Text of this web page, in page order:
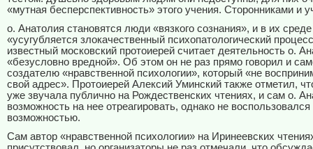
«мутная бесперспективность» этого учения. Сторонниками и
о. Анатолия становятся люди «вязкого сознания», и в их среде
«усугубляется злокачественный психопатологический
известный московский протоиерей считает деятельность о.
«безусловно вредной». Об этом он не раз прямо говорил и
создателю «нравственной психологии», который «не
свой адрес». Протоиерей Алексий Уминский также отметил,
уже звучала публично на Рождественских чтениях, и сам о.
возможность на нее отреагировать, однако не воспользовался
возможностью.
Сам автор «нравственной психологии» на Иринеевских